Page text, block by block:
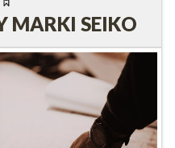
MARKI SEIKO